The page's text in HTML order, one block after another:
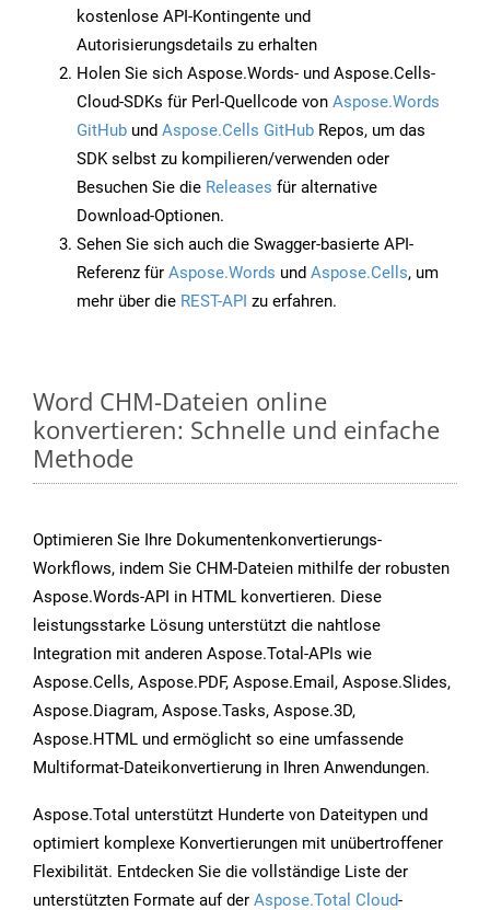
kostenlose API-Kontingente und
Autorisierungsdetails zu erhalten
Holen Sie sich Aspose.Words- und Aspose.Cells-
Cloud-SDKs für Perl-Quellcode von Aspose.Words
GitHub und Aspose.Cells GitHub Repos, um das
SDK selbst zu kompilieren/verwenden oder
Besuchen Sie die Releases für alternative
Download-Optionen.
Sehen Sie sich auch die Swagger-basierte API-
Referenz für Aspose.Words und Aspose.Cells, um
mehr über die REST-API zu erfahren.
Word CHM-Dateien online
konvertieren: Schnelle und einfache
Methode
Optimieren Sie Ihre Dokumentenkonvertierungs-
Workflows, indem Sie CHM-Dateien mithilfe der robusten
Aspose.Words-API in HTML konvertieren. Diese
leistungsstarke Lösung unterstützt die nahtlose
Integration mit anderen Aspose.Total-APIs wie
Aspose.Cells, Aspose.PDF, Aspose.Email, Aspose.Slides,
Aspose.Diagram, Aspose.Tasks, Aspose.3D,
Aspose.HTML und ermöglicht so eine umfassende
Multiformat-Dateikonvertierung in Ihren Anwendungen.
Aspose.Total unterstützt Hunderte von Dateitypen und
optimiert komplexe Konvertierungen mit unübertroffener
Flexibilität. Entdecken Sie die vollständige Liste der
unterstützten Formate auf der Aspose.Total Cloud-